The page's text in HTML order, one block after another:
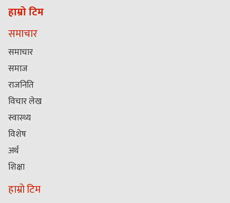
हाम्रो टिम
समाचार
समाचार
समाज
राजनिति
विचार लेख
स्वास्थ्य
विशेष
अर्थ
शिक्षा
हाम्रो टिम